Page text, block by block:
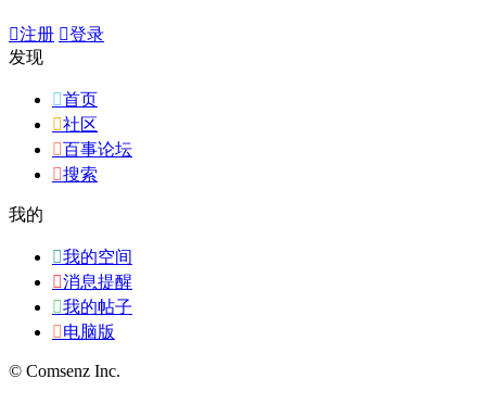
注册 登录
发现
首页
社区
百事论坛
搜索
我的
我的空间
消息提醒
我的帖子
电脑版
© Comsenz Inc.